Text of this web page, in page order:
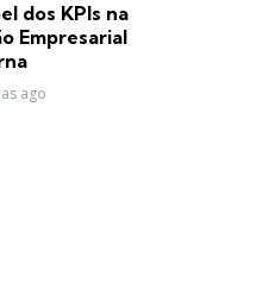
dos KPIs na
Empresarial
ago